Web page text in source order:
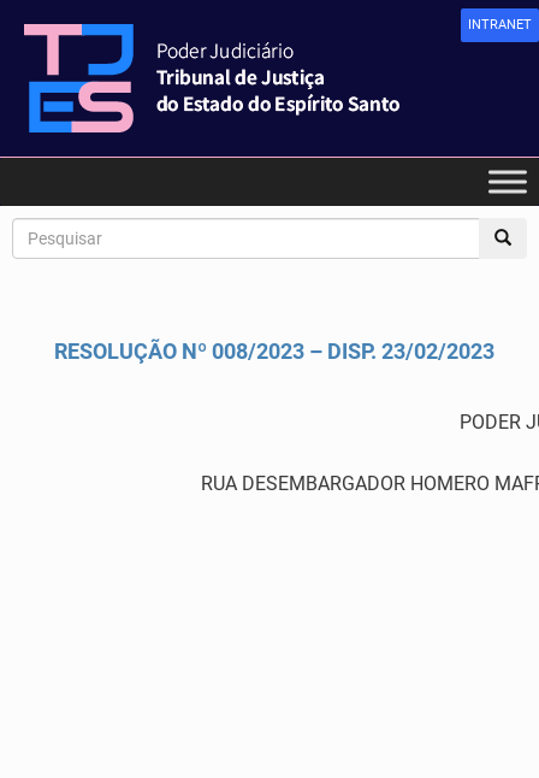
INTRANET
RESOLUÇÃO Nº 008/2023 – DISP. 23/02/2023
PODER
RUA DESEMBARGADOR HOMERO